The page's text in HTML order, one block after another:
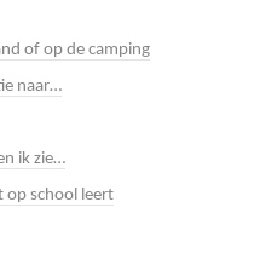
of op de camping
naar…
ik zie…
op school leert